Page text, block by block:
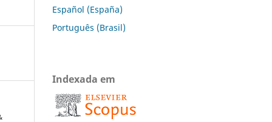
Español (España)
Português (Brasil)
Indexada em